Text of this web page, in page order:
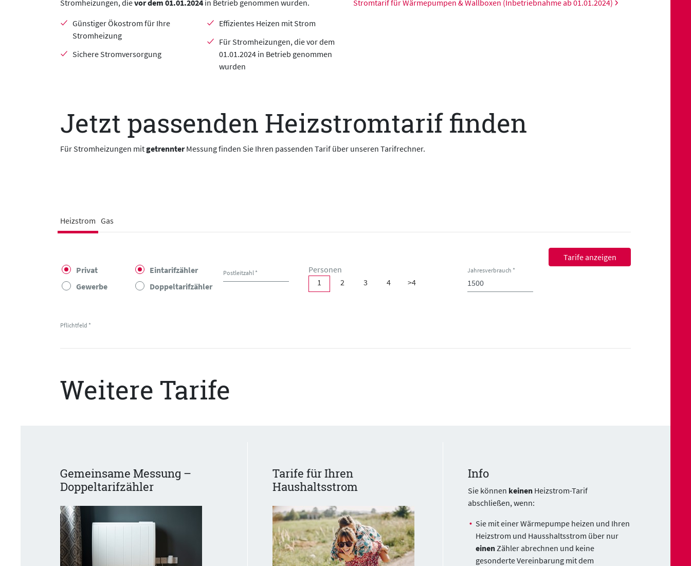
Stromheizungen, dievor dem 01.01.2024 in Betrieb genommen wurden.
Günstiger Ökostrom für Ihre
Stromheizung
Sichere Stromversorgung
Effizientes Heizen mit Strom
Für Stromheizungen, die vor dem
01.01.2024 in Betrieb genommen
wurden
Stromtarif für Wärmepumpen & Wallboxen (Inbetriebnahme ab 01.01.2024)
Jetzt passenden Heizstromtarif finden
Für Stromheizungen mitgetrennterMessung finden Sie Ihren passenden Tarif über unseren Tarifrechner.
Heizstrom Gas
Privat
Gewerbe
Eintarifzähler
Doppeltarifzähler
Postleitzahl *
Personen
1
2 3 4 >4
Jahresverbrauch *
Pflichtfeld *
Weitere Tarife
Gemeinsame Messung –
Doppeltarifzähler
Tarife für Ihren
Haushaltsstrom
Info
Sie können keinen Heizstrom-Tarif
abschließen, wenn:
Sie mit einer Wärmepumpe heizen und Ihren
Heizstrom und Hausshaltsstrom über nur
einenZähler abrechnen und keine
gesonderte Vereinbarung mit dem